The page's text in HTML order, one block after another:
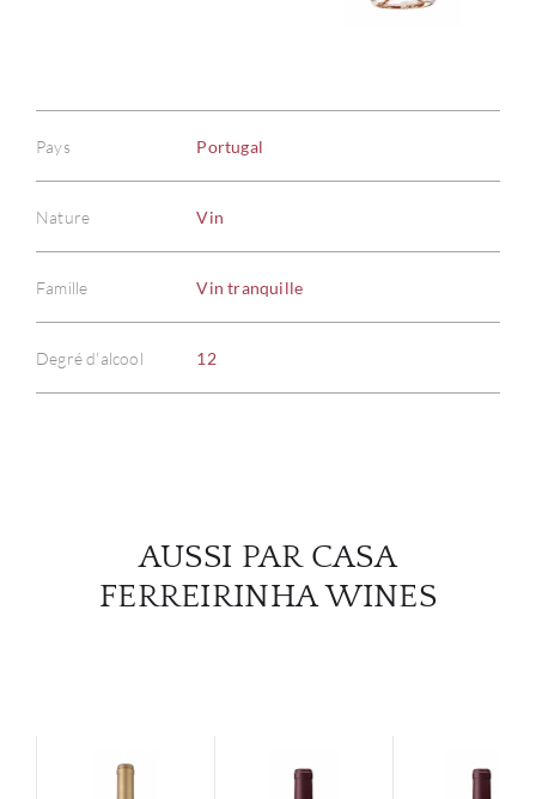
Pays Portugal
Nature Vin
Famille Vin tranquille
Degré d'alcool 12
AUSSI PAR CASA
FERREIRINHA WINES